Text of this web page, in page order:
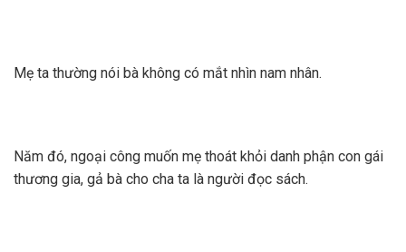
Mẹ ta thường nói bà không có mắt nhìn nam nhân.
Năm đó, ngoại công muốn mẹ thoát khỏi danh phận con gái
thương gia, gả bà cho cha ta là người đọc sách.